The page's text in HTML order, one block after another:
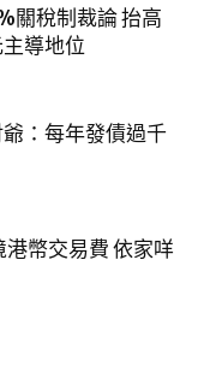
關稅制裁論 抬高
導地位
：每年發債過千
幣交易費 依家咩